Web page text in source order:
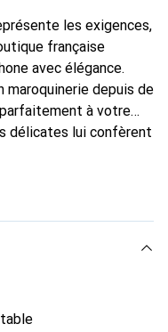
les exigences,
française
avec élégance.
maroquinerie depuis de
à votre
délicates lui confèrent
Reconnaître
une clientèle